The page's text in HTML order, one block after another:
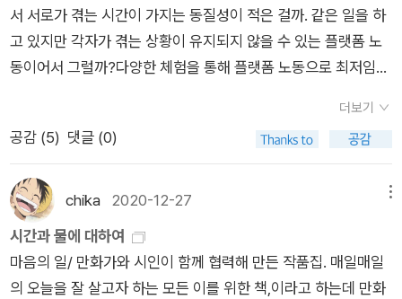
서 서로가 겪는 시간이 가지는 동질성이 적은 걸까. 같은 일을 하
고 있지만 각자가 겪는 상황이 유지되지 않을 수 있는 플랫폼 노
동이어서 그럴까?다양한 체험을 통해 플랫폼 노동으로 최저임금
지에 대해이야기 해주지는 않는다. <사천원 인생>과 같이지금
도 다양한 구성원의 삶에 관심을 가지고들어가보는 글이 반가웠
에실질적으로 우리의 삶이노동에서 소외되지 않기 위해무엇을
할 수 있을까?무엇을 해야할까?
더보기
공감 (5) 댓글 (0)
chika 2020-12-27
시간과 물에 대하여
마음의 일/ 만화가와 시인이 함께 협력해 만든 작품집. 매일매일
의 오늘을 잘 살고자 하는 모든 이를 위한 책,이라고 하는데 만화